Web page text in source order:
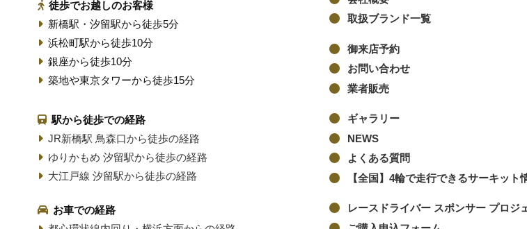
徒歩でお越しのお客様
新橋駅・汐留駅から徒歩5分
浜松町駅から徒歩10分
銀座から徒歩10分
築地や東京タワーから徒歩15分
駅から徒歩での経路
JR新橋駅 鳥森口から徒歩の経路
ゆりかもめ 汐留駅から徒歩の経路
大江戸線 汐留駅から徒歩の経路
お車での経路
取扱ブランド一覧
御来店予約
お問い合わせ
業者販売
ギャラリー
NEWS
よくある質問
【全国】4輪で走行できるサーキット
レースドライバー スポンサー プロジ